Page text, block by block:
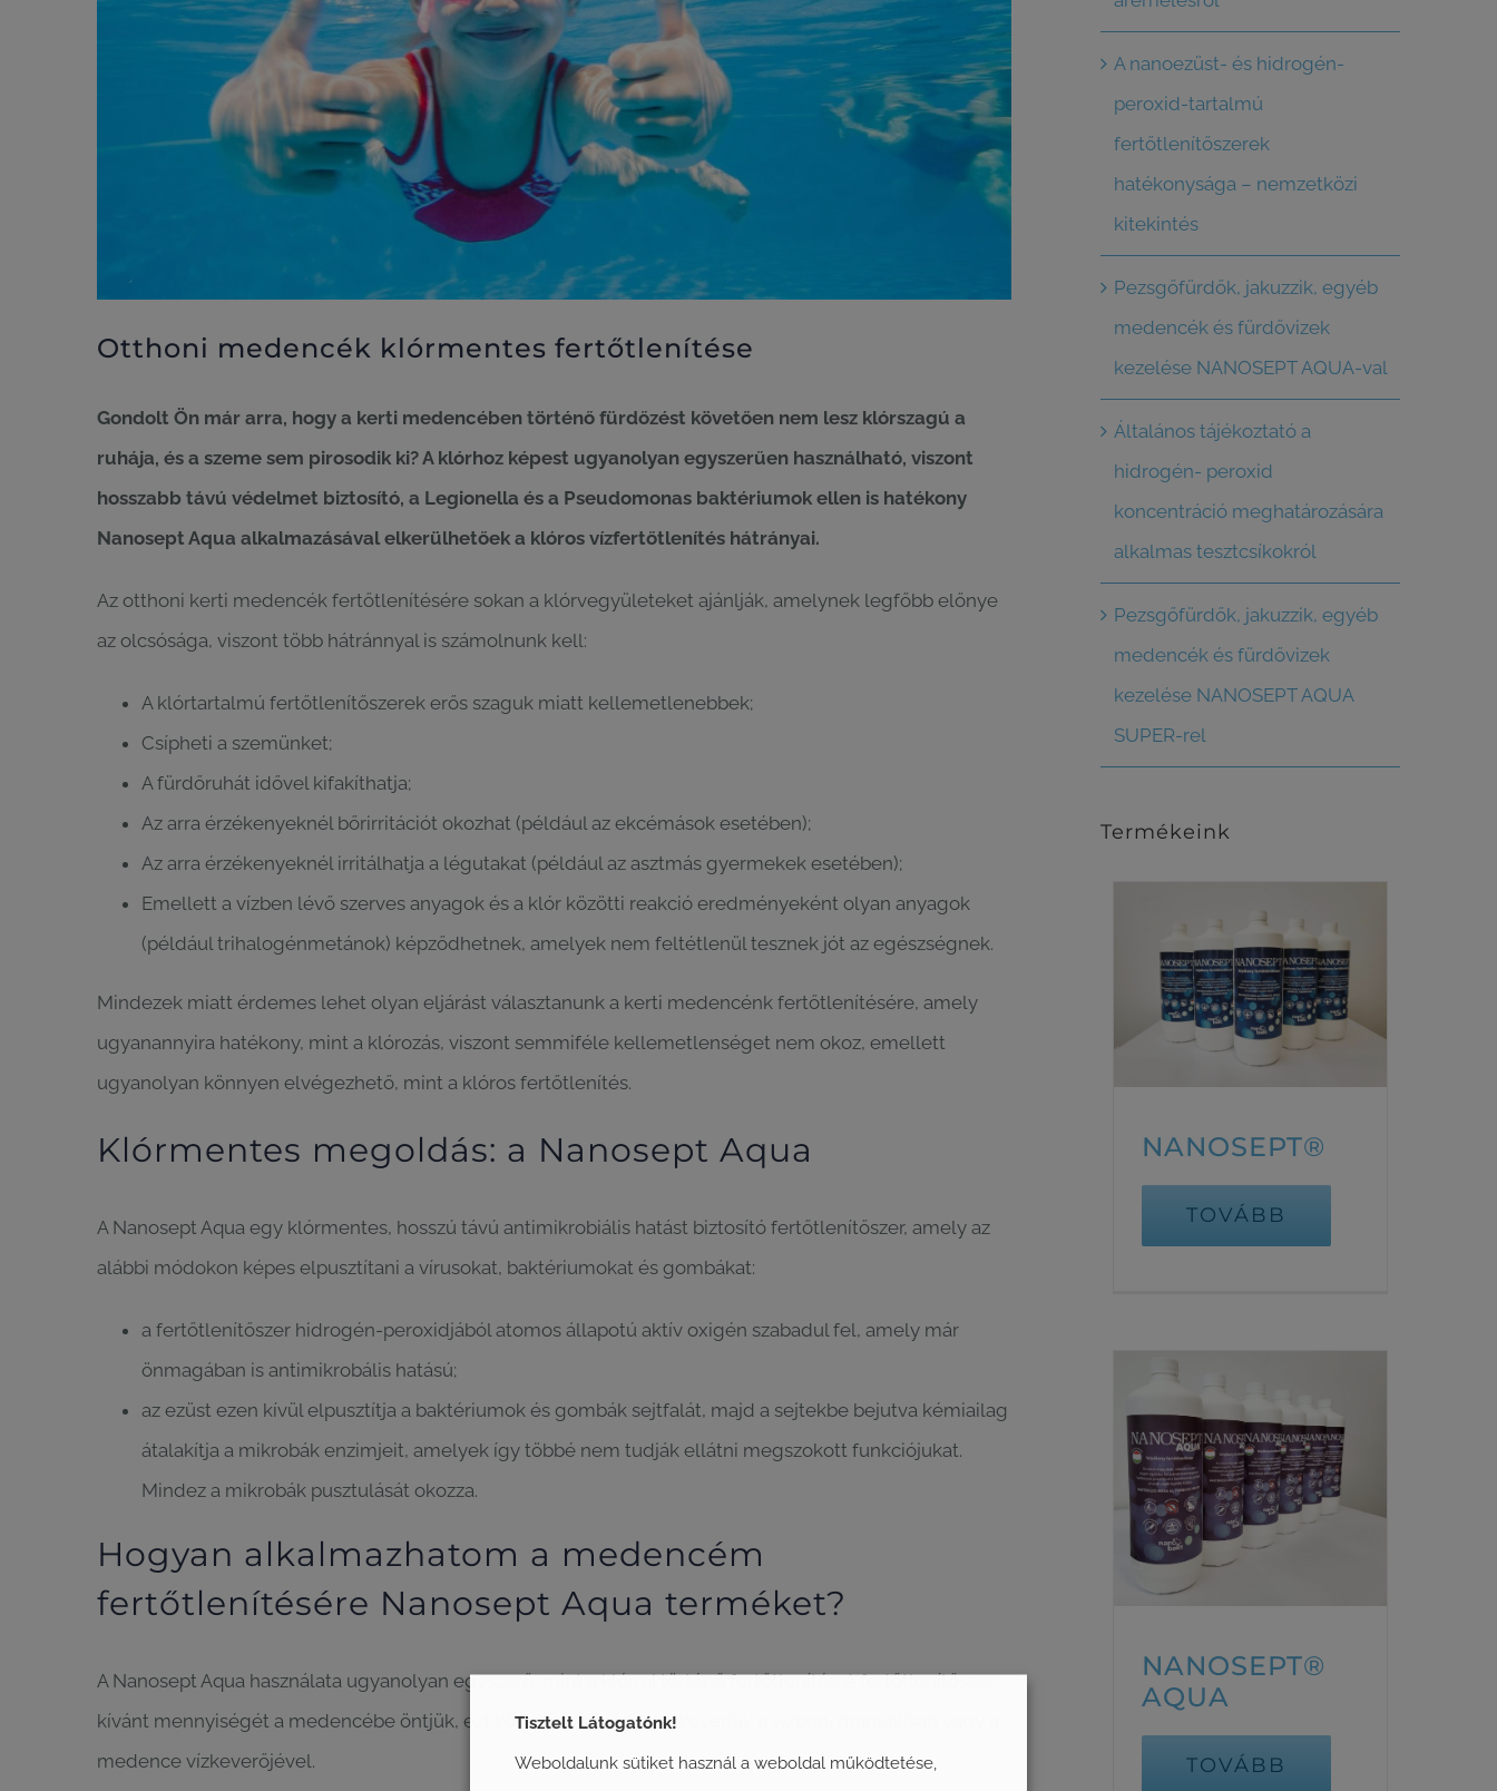
Otthoni medencék klórmentes fertőtlenítése
Gondolt Ön már arra, hogy a kerti medencében történő fürdőzést követően nem lesz klórszagú a
ruhája, és a szeme sem pirosodik ki? A klórhoz képest ugyanolyan egyszerűen használható, viszont
hosszabb távú védelmet biztosító, a Legionella és a Pseudomonas baktériumok ellen is hatékony
Nanosept Aqua alkalmazásával elkerülhetőek a klóros vízfertőtlenítés hátrányai.
Az otthoni kerti medencék fertőtlenítésére sokan a klórvegyületeket ajánlják, amelynek legfőbb előnye
az olcsósága, viszont több hátránnyal is számolnunk kell:
A klórtartalmú fertőtlenítőszerek erős szaguk miatt kellemetlenebbek;
Csípheti a szemünket;
A fürdőruhát idővel kifakíthatja;
Az arra érzékenyeknél bőrirritációt okozhat (például az ekcémások esetében);
Az arra érzékenyeknél irritálhatja a légutakat (például az asztmás gyermekek esetében);
Emellett a vízben lévő szerves anyagok és a klór közötti reakció eredményeként olyan anyagok
(például trihalogénmetánok) képződhetnek, amelyek nem feltétlenül tesznek jót az egészségnek.
Mindezek miatt érdemes lehet olyan eljárást választanunk a kerti medencénk fertőtlenítésére, amely
ugyanannyira hatékony, mint a klórozás, viszont semmiféle kellemetlenséget nem okoz, emellett
ugyanolyan könnyen elvégezhető, mint a klóros fertőtlenítés.
Klórmentes megoldás: a Nanosept Aqua
A Nanosept Aqua egy klórmentes, hosszú távú antimikrobiális hatást biztosító fertőtlenítőszer, amely az
alábbi módokon képes elpusztítani a vírusokat, baktériumokat és gombákat:
a fertőtlenítőszer hidrogén-peroxidjából atomos állapotú aktív oxigén szabadul fel, amely már
önmagában is antimikrobális hatású;
az ezüst ezen kívül elpusztítja a baktériumok és gombák sejtfalát, majd a sejtekbe bejutva kémiailag
átalakítja a mikrobák enzimjeit, amelyek így többé nem tudják ellátni megszokott funkciójukat.
Mindez a mikrobák pusztulását okozza.
Hogyan alkalmazhatom a medencém
fertőtlenítésére Nanosept Aqua terméket?
A Nanosept Aqua használata ugyanolyan egyszerű, mint a klórral történő fertőtlenítés. A fertőtlenítőszer
kívánt mennyiségét a medencébe öntjük, ezt követően pedig jól elkeverjük a vízben, manuálisan vagy a
medence vízkeverőjével.
A nanoezüst- és hidrogén-
peroxid-tartalmú
fertőtlenítőszerek
hatékonysága – nemzetközi
kitekintés
Pezsgőfürdők, jakuzzik, egyéb
medencék és fürdővizek
kezelése NANOSEPT AQUA-val
Általános tájékoztató a
hidrogén- peroxid
koncentráció meghatározására
alkalmas tesztcsíkokról
Pezsgőfürdők, jakuzzik, egyéb
medencék és fürdővizek
kezelése NANOSEPT AQUA
SUPER-rel
Termékeink
NANOSEPT®
TOVÁBB
NANOSEPT®
NANOSEPT®
AQUA
TOVÁBB
Tisztelt Látogatónk!
Weboldalunk sütiket használ a weboldal működtetése,